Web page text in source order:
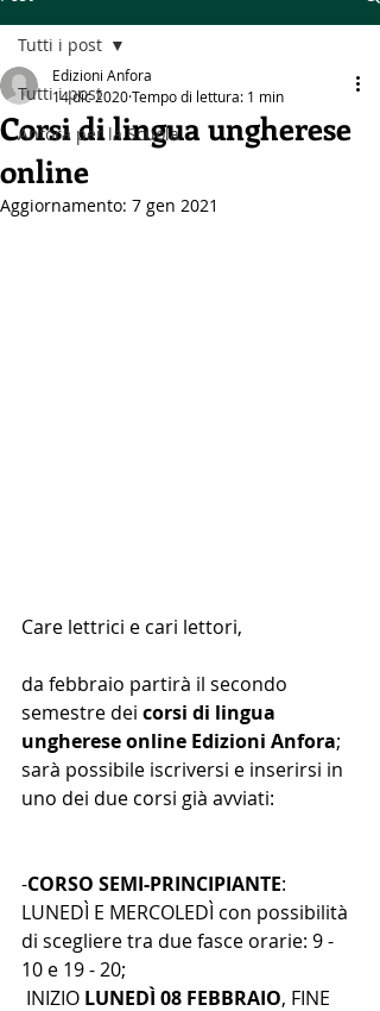
Tutti i post
Anfora per la Scuola
Tutti i post
Corsi di lingua ungherese
online
Edizioni Anfora
14 dic 2020Tempo di lettura: 1 min
Aggiornamento: 7 gen 2021
Care lettrici e cari lettori,
da febbraio partirà il secondo
semestre dei corsi di lingua
ungherese online Edizioni Anfora;
sarà possibile iscriversi e inserirsi in
uno dei due corsi già avviati:
-CORSO SEMI-PRINCIPIANTE:
LUNEDÌ E MERCOLEDÌ con possibilità
di scegliere tra due fasce orarie: 9 -
10 e 19 - 20;
INIZIO LUNEDÌ 08 FEBBRAIO, FINE